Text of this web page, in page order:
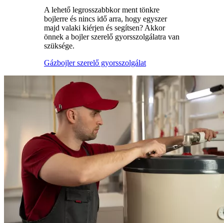
A lehető legrosszabbkor ment tönkre
bojlerre és nincs idő arra, hogy egyszer
majd valaki kiérjen és segítsen? Akkor
önnek a bojler szerelő gyorsszolgálatra van
szüksége.
Gázbojler szerelő gyorsszolgálat